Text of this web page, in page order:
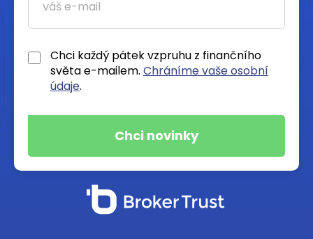
Chci každý pátek vzpruhu z finančního
světa e-mailem. Chráníme vaše osobní
údaje.